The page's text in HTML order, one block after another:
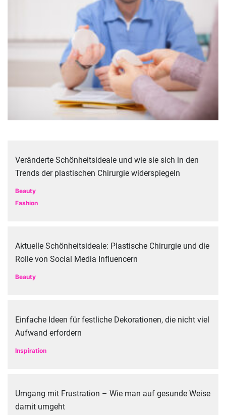
Veränderte Schönheitsideale und wie sie sich in den
Trends der plastischen Chirurgie widerspiegeln
Beauty
Fashion
Aktuelle Schönheitsideale: Plastische Chirurgie und die
Rolle von Social Media Influencern
Beauty
Einfache Ideen für festliche Dekorationen, die nicht viel
Aufwand erfordern
Inspiration
Umgang mit Frustration – Wie man auf gesunde Weise
damit umgeht